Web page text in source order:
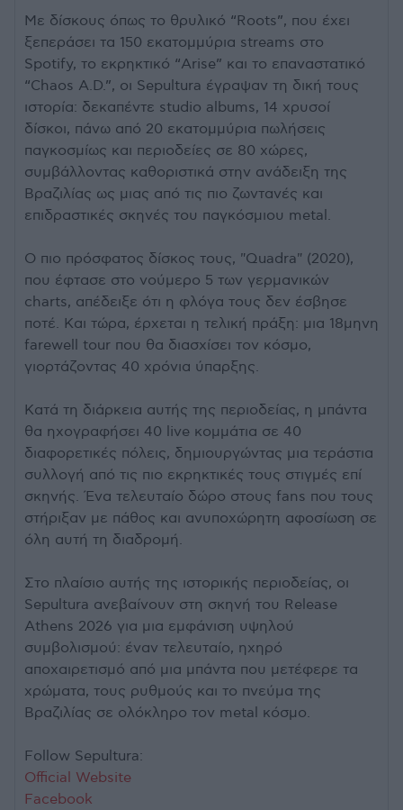
Με δίσκους όπως το θρυλικό “Roots”, που έχει
ξεπεράσει τα 150 εκατομμύρια streams στο
Spotify, το εκρηκτικό “Arise” και το επαναστατικό
“Chaos A.D.”, οι Sepultura έγραψαν τη δική τους
ιστορία: δεκαπέντε studio albums, 14 χρυσοί
δίσκοι, πάνω από 20 εκατομμύρια πωλήσεις
παγκοσμίως και περιοδείες σε 80 χώρες,
συμβάλλοντας καθοριστικά στην ανάδειξη της
Βραζιλίας ως μιας από τις πιο ζωντανές και
επιδραστικές σκηνές του παγκόσμιου metal.
Ο πιο πρόσφατος δίσκος τους, "Quadra" (2020),
που έφτασε στο νούμερο 5 των γερμανικών
charts, απέδειξε ότι η φλόγα τους δεν έσβησε
ποτέ. Και τώρα, έρχεται η τελική πράξη: μια 18μηνη
farewell tour που θα διασχίσει τον κόσμο,
γιορτάζοντας 40 χρόνια ύπαρξης.
Κατά τη διάρκεια αυτής της περιοδείας, η μπάντα
θα ηχογραφήσει 40 live κομμάτια σε 40
διαφορετικές πόλεις, δημιουργώντας μια τεράστια
συλλογή από τις πιο εκρηκτικές τους στιγμές επί
σκηνής. Ένα τελευταίο δώρο στους fans που τους
στήριξαν με πάθος και ανυποχώρητη αφοσίωση σε
όλη αυτή τη διαδρομή.
Στο πλαίσιο αυτής της ιστορικής περιοδείας, οι
Sepultura ανεβαίνουν στη σκηνή του Release
Athens 2026 για μια εμφάνιση υψηλού
συμβολισμού: έναν τελευταίο, ηχηρό
αποχαιρετισμό από μια μπάντα που μετέφερε τα
χρώματα, τους ρυθμούς και το πνεύμα της
Βραζιλίας σε ολόκληρο τον metal κόσμο.
Follow Sepultura:
Official Website
Facebook